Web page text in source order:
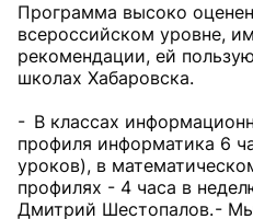
Программа высоко
всероссийском уровне,
рекомендации, ей
школах Хабаровска.
- В классах
профиля информатика 6
уроков), в
профилях - 4 часа в
Дмитрий Шестопалов. -